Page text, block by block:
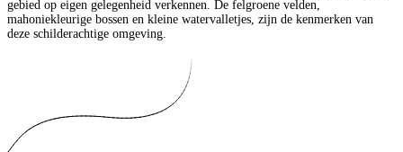
gebied op eigen gelegenheid verkennen. De felgroene velden,
mahoniekleurige bossen en kleine watervalletjes, zijn de kenmerken van
deze schilderachtige omgeving.